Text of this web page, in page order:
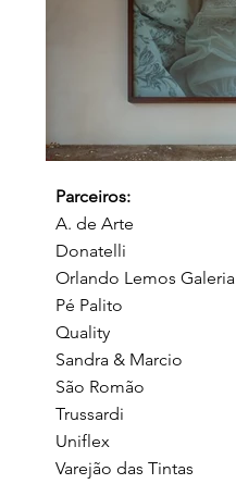
Parceiros:
A. de Arte
Donatelli
Orlando Lemos Galeria
Pé Palito
Quality
Sandra & Marcio
São Romão
Trussardi
Uniflex
Varejão das Tintas